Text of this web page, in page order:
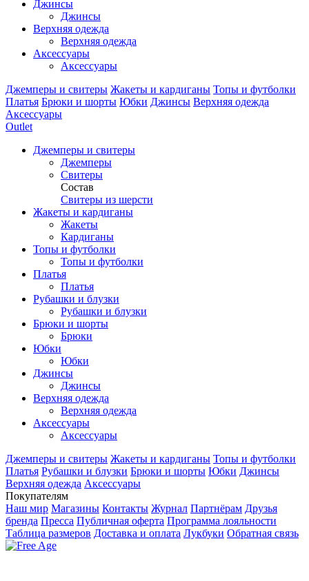
Джинсы
Джинсы
Верхняя одежда
Верхняя одежда
Аксессуары
Аксессуары
Джемперы и свитеры Жакеты и кардиганы Топы и футболки
Платья Брюки и шорты Юбки Джинсы Верхняя одежда
Аксессуары
Outlet
Джемперы и свитеры
Джемперы
Свитеры
Состав
Свитеры из шерсти
Жакеты и кардиганы
Жакеты
Кардиганы
Топы и футболки
Топы и футболки
Платья
Платья
Рубашки и блузки
Рубашки и блузки
Брюки и шорты
Брюки
Юбки
Юбки
Джинсы
Джинсы
Верхняя одежда
Верхняя одежда
Аксесcуары
Аксесcуары
Джемперы и свитеры Жакеты и кардиганы Топы и футболки
Платья Рубашки и блузки Брюки и шорты Юбки Джинсы
Верхняя одежда Аксесcуары
Покупателям
Наш мир Магазины Контакты Журнал Партнёрам Друзья
бренда Пресса Публичная оферта Программа лояльности
Таблица размеров Доставка и оплата Лукбуки Обратная связь